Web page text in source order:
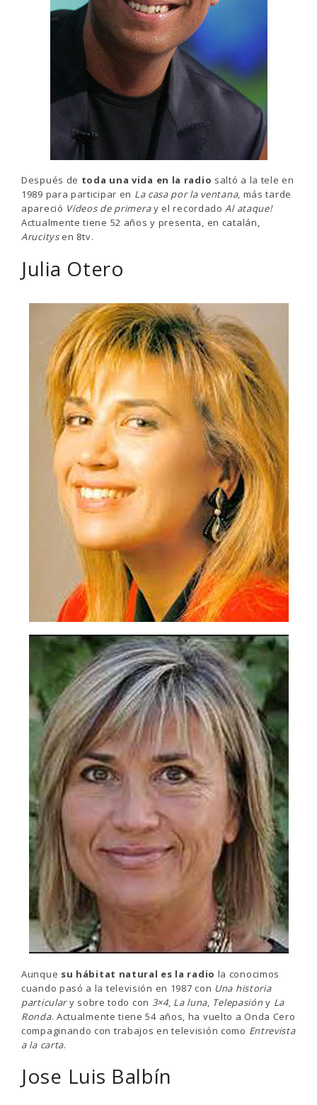
Después de toda una vida en la radio saltó a la tele en
1989 para participar en La casa por la ventana, más tarde
apareció Vídeos de primeray el recordadoAl ataque!
Actualmente tiene 52 años y presenta, en catalán,
Arucitysen 8tv.
Julia Otero
Aunque su hábitat natural es la radio la conocimos
cuando pasó a la televisión en 1987 con Una historia
particulary sobre todo con 3×4, La luna, Telepasióny La
Ronda. Actualmente tiene 54 años, ha vuelto a Onda Cero
compaginando con trabajos en televisión como Entrevista
a la carta.
Jose Luis Balbín